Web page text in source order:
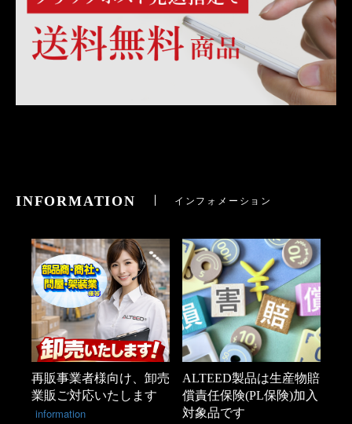
INFORMATION インフォメーション
再販事業者様向け、卸売
業販ご対応いたします
information
ALTEED製品は生産物賠
償責任保険(PL保険)加入
対象品です